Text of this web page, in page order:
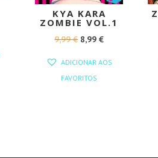
KYA KARA
ZOMBIE VOL.1
9,99€ O
8,99€O
ADICIONAR AOS
FAVORITOS